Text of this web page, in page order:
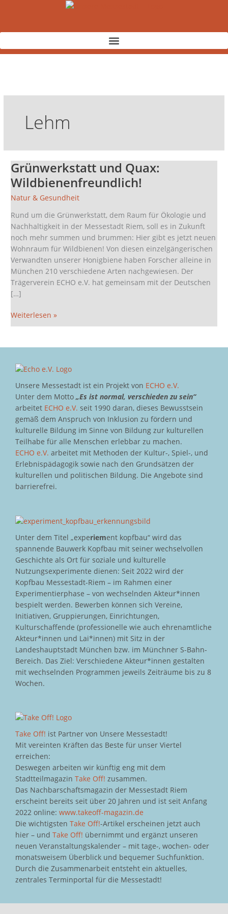
Lehm
Grünwerkstatt und Quax:
Wildbienenfreundlich!
Natur & Gesundheit
Rund um die Grünwerkstatt, dem Raum für Ökologie und
Nachhaltigkeit in der Messestadt Riem, soll es in Zukunft
noch mehr summen und brummen: Hier gibt es jetzt neuen
Wohnraum für Wildbienen! Von diesen einzelgängerischen
Verwandten unserer Honigbiene haben Forscher alleine in
München 210 verschiedene Arten nachgewiesen. Der
Trägerverein ECHO e.V. hat gemeinsam mit der Deutschen
[…]
Grünwerkstatt
und
Quax:
Wildbienenfreundlich!
Weiterlesen »
Unsere Messestadt ist ein Projekt von ECHO e.V.
Unter dem Motto „Es ist normal, verschieden zu sein“
arbeitet ECHO e.V. seit 1990 daran, dieses Bewusstsein
gemäß dem Anspruch von Inklusion zu fördern und
kulturelle Bildung im Sinne von Bildung zur kulturellen
Teilhabe für alle Menschen erlebbar zu machen.
ECHO e.V. arbeitet mit Methoden der Kultur-, Spiel-, und
Erlebnispädagogik sowie nach den Grundsätzen der
kulturellen und politischen Bildung. Die Angebote sind
barrierefrei.
Unter dem Titel „experiement kopfbau“ wird das
spannende Bauwerk Kopfbau mit seiner wechselvollen
Geschichte als Ort für soziale und kulturelle
Nutzungsexperimente dienen: Seit 2022 wird der
Kopfbau Messestadt-Riem – im Rahmen einer
Experimentierphase – von wechselnden Akteur*innen
bespielt werden. Bewerben können sich Vereine,
Initiativen, Gruppierungen, Einrichtungen,
Kulturschaffende (professionelle wie auch ehrenamtliche
Akteur*innen und Lai*innen) mit Sitz in der
Landeshauptstadt München bzw. im Münchner S-Bahn-
Bereich. Das Ziel: Verschiedene Akteur*innen gestalten
mit wechselnden Programmen jeweils Zeiträume bis zu 8
Wochen.
Take Off! ist Partner von Unsere Messestadt!
Mit vereinten Kräften das Beste für unser Viertel
erreichen:
Deswegen arbeiten wir künftig eng mit dem
Stadtteilmagazin Take Off! zusammen.
Das Nachbarschaftsmagazin der Messestadt Riem
erscheint bereits seit über 20 Jahren und ist seit Anfang
2022 online: www.takeoff-magazin.de
Die wichtigsten Take Off!-Artikel erscheinen jetzt auch
hier – und Take Off! übernimmt und ergänzt unseren
neuen Veranstaltungskalender – mit tage-, wochen- oder
monatsweisem Überblick und bequemer Suchfunktion.
Durch die Zusammenarbeit entsteht ein aktuelles,
zentrales Terminportal für die Messestadt!